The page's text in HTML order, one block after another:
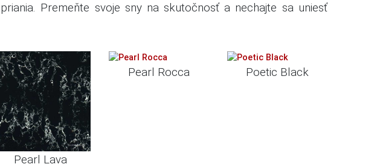
Premeňte svoje sny na skutočnosť a nechajte sa uniesť
Pearl Lava
Pearl Rocca Poetic Black